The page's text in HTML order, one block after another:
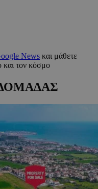
News και μάθετε
και τον κόσμο